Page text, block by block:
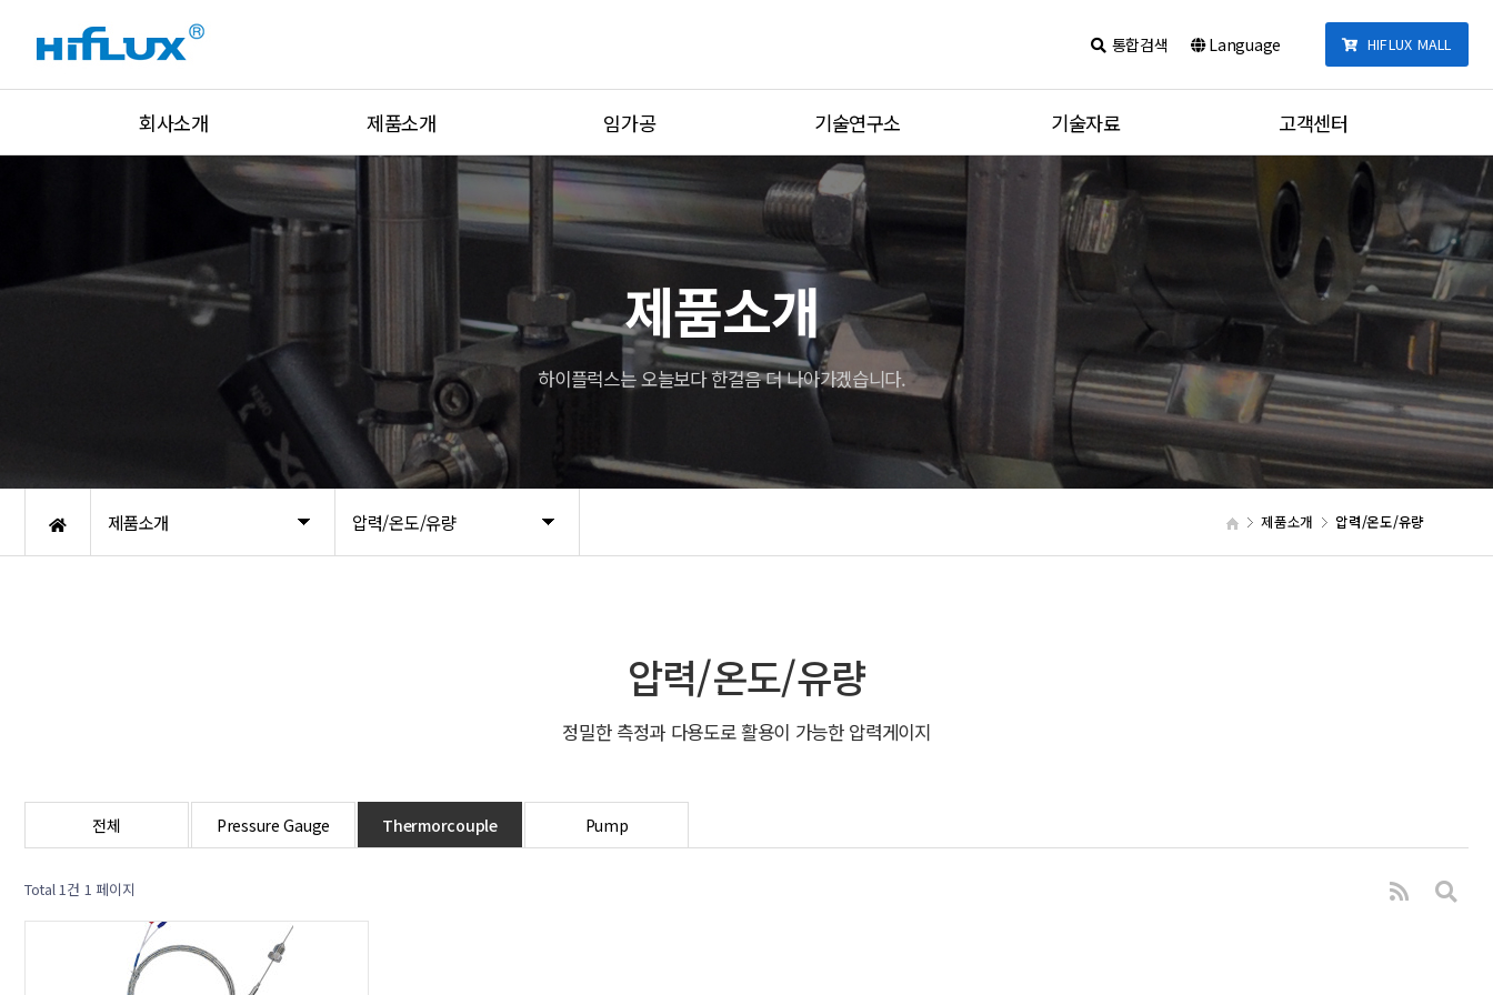
HIFLUX MALL
통합검색 Language
회사소개
인증현황
제품소개
고압밸브
고압피팅
유니온&아답터
압력/온도/유량
임가공
가공사례
설비현황
기술연구소
기술연구소 소개
연구기자재
기술자료
카달로그
제품 체결법
온도별 압력데이터
단위변환기
튜브 체결 토크
고객센터
공지사항
견적문의
질문과답변
동영상
통합검색
제품소개 압력/온도/유량 제품소개 압력/온도/유량
제품소개
하이플럭스는 오늘보다 한걸음 더 나아가겠습니다.
압력/온도/유량
정밀한 측정과 다용도로 활용이 가능한 압력게이지
전체 Pressure Gauge Thermorcouple Pump
Total 1건 1 페이지